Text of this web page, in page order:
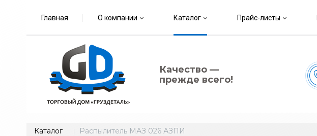
Главная О компании Каталог Прайс-листы
Качество —
прежде всего!
Каталог Распылитель МАЗ 026 АЗПИ